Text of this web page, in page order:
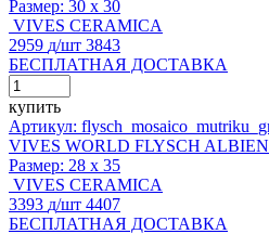
Размер: 30 x 30
VIVES CERAMICA
2959 д/шт 3843
БЕСПЛАТНАЯ ДОСТАВКА
купить
Артикул:
VIVES WORLD FLYSCH
Размер: 28 x 35
VIVES CERAMICA
3393 д/шт 4407
БЕСПЛАТНАЯ ДОСТАВКА